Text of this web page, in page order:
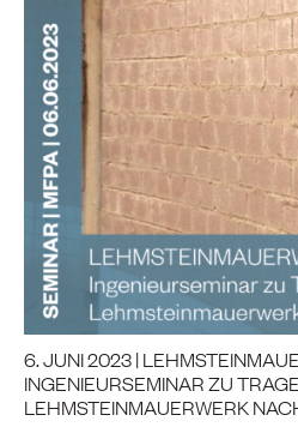
6. JUNI 2023 |
INGENIEURSEMINAR ZU
LEHMSTEINMAUERWERK